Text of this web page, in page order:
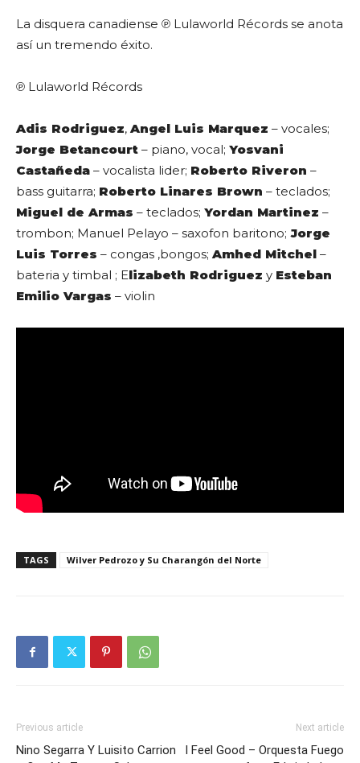
La disquera canadiense ℗ Lulaworld Récords se anota
así un tremendo éxito.
℗ Lulaworld Récords
Adis Rodriguez, Angel Luis Marquez – vocales;
Jorge Betancourt – piano, vocal; Yosvani
Castañeda – vocalista lider; Roberto Riveron –
bass guitarra; Roberto Linares Brown – teclados;
Miguel de Armas – teclados; Yordan Martinez –
trombon; Manuel Pelayo – saxofon baritono; Jorge
Luis Torres – congas ,bongos; Amhed Mitchel –
bateria y timbal ; Elizabeth Rodriguez y Esteban
Emilio Vargas – violin
TAGS Wilver Pedrozo y Su Charangón del Norte
Previous article
Nino Segarra Y Luisito Carrion
Next article
I Feel Good – Orquesta Fuego